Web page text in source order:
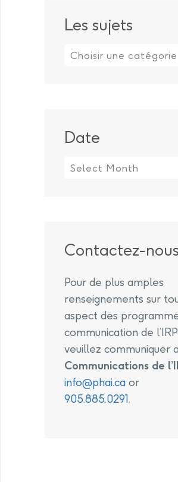
Les sujets
Date
Contactez-nous
Pour de plus amples
renseignements sur
aspect des
communication de
veuillez communiquer
Communications de
info@phai.ca or
905.885.0291.